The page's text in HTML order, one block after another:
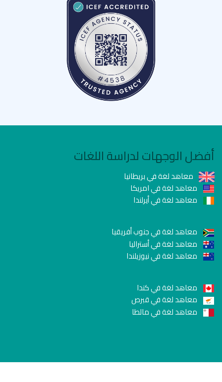
أفضل الوجهات لدراسة اللغات
معاهد لغة في بريطانيا
معاهد لغة في امريكا
معاهد لغة في أيرلندا
معاهد لغة في جنوب أفريقيا
معاهد لغة في أستراليا
معاهد لغة في نيوزيلندا
معاهد لغة في كندا
معاهد لغة في قبرص
معاهد لغة في مالطا